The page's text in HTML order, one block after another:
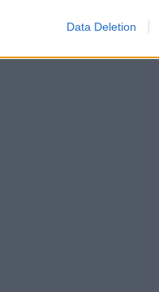
Data Deletion